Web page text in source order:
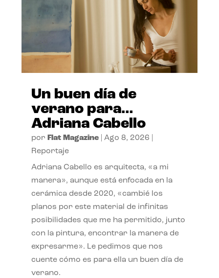
Un buen día de
verano para…
Adriana Cabello
por Flat Magazine| Ago 8, 2026
Reportaje
Adriana Cabello es arquitecta, «a mi
manera», aunque está enfocada en la
cerámica desde 2020, «cambié los
planos por este material de infinitas
posibilidades que me ha permitido, junto
con la pintura, encontrar la manera de
expresarme». Le pedimos que nos
cuente cómo es para ella un buen día de
verano.